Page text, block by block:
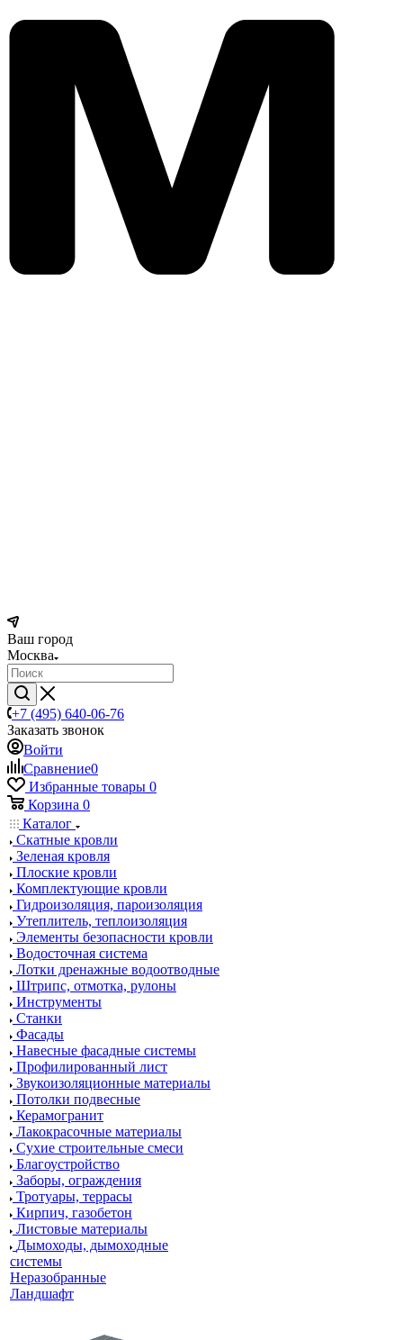
Ваш город
Москва
+7 (495) 640-06-76
Заказать звонок
Войти
Сравнение0
Избранные товары 0
Корзина 0
Каталог
Скатные кровли
Зеленая кровля
Плоские кровли
Комплектующие кровли
Гидроизоляция, пароизоляция
Утеплитель, теплоизоляция
Элементы безопасности кровли
Водосточная система
Лотки дренажные водоотводные
Штрипс, отмотка, рулоны
Инструменты
Станки
Фасады
Навесные фасадные системы
Профилированный лист
Звукоизоляционные материалы
Потолки подвесные
Керамогранит
Лакокрасочные материалы
Сухие строительные смеси
Благоустройство
Заборы, ограждения
Тротуары, террасы
Кирпич, газобетон
Листовые материалы
Дымоходы, дымоходные
системы
Неразобранные
Ландшафт